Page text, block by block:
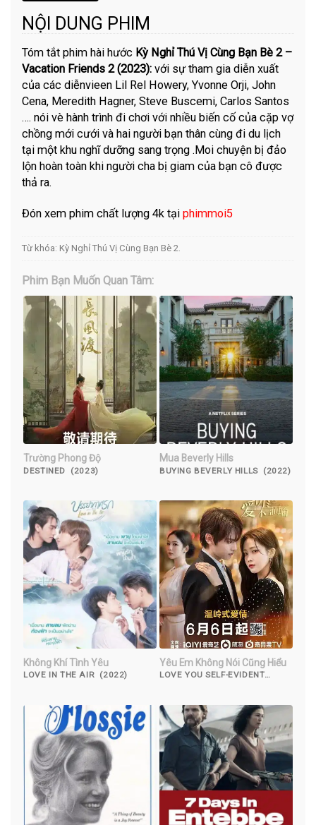
NỘI DUNG PHIM
Tóm tắt phim hài hước Kỳ Nghỉ Thú Vị Cùng Bạn Bè 2 –
Vacation Friends 2 (2023): với sự tham gia diễn xuất
của các diễnvieen Lil Rel Howery, Yvonne Orji, John
Cena, Meredith Hagner, Steve Buscemi, Carlos Santos
…. nói vè hành trình đi chơi với nhiều biến cố của cặp vợ
chồng mới cưới và hai người bạn thân cùng đi du lịch
tại một khu nghĩ dưỡng sang trọng .Moi chuyện bị đảo
lộn hoàn toàn khi người cha bị giam của bạn cô được
thả ra.
Đón xem phim chất lượng 4k tạiphimmoi5
Từ khóa: Kỳ Nghỉ Thú Vị Cùng Bạn Bè 2
Phim Bạn Muốn Quan Tâm:
Trường Phong Độ
DESTINED (2023)
Mua Beverly Hills
BUYING BEVERLY HILLS (2022)
Không Khí Tình Yêu
LOVE IN THE AIR (2022)
Yêu Em Không Nói Cũng Hiểu
LOVE YOU SELF-EVIDENT